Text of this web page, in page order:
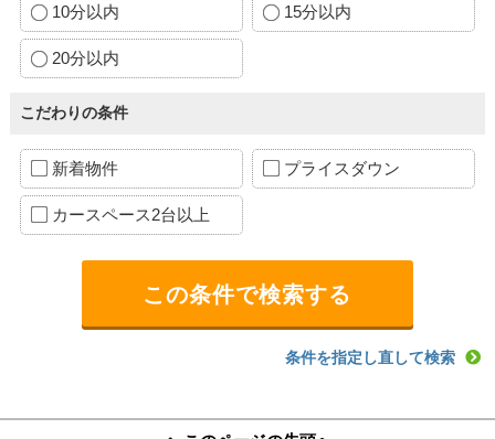
10分以内 15分以内
20分以内
こだわりの条件
新着物件 プライスダウン
カースペース2台以上
条件を指定し直して検索